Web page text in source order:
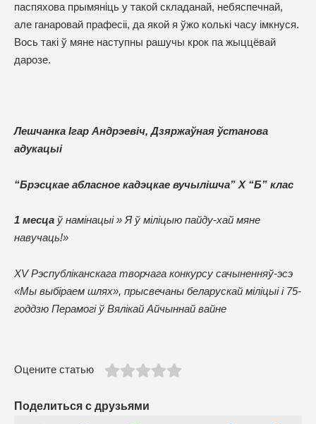
паспяхова прымяніць у такой складанай, небяспечнай,
але ганаровай прафесіі, да якой я ўжо колькі часу імкнуся.
Вось такі ў мяне наступны рашучы крок па жыццёвай
дарозе.
Лешчанка Ігар Андрэевіч, Дзяржаўная ўстанова
адукацыі
“Брэсцкае абласное кадэцкае вучылішча” Х “Б” клас
1 месца ў намінацыі » Я ў міліцыю пайду-хай мяне
навучаць!»
XV Рэспубліканскага творчага конкурсу сачыненняў-эсэ
«Мы выбіраем шлях», прысвечаны беларускай міліцыі і 75-
годдзю Перамогі ў Вялікай Айчыннай вайне
Оцените статью
Поделиться с друзьями